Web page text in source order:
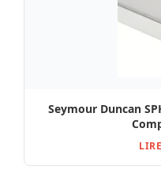
Seymour Duncan